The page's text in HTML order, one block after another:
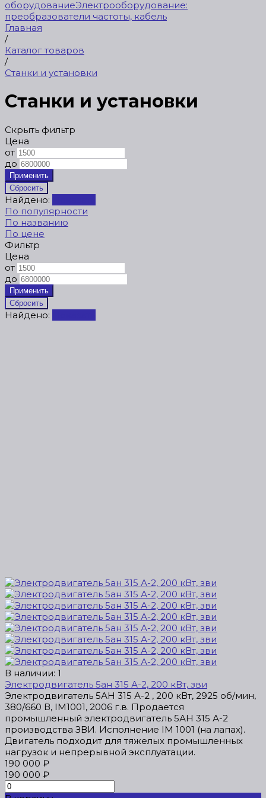
оборудованиеЭлектрооборудование:
преобразователи частоты, кабель
Главная
/
Каталог товаров
/
Станки и установки
Станки и установки
Скрыть фильтр
Цена
от
до
Найдено:
По популярности
По названию
По цене
Фильтр
Цена
от
до
Найдено:
В наличии: 1
Электродвигатель 5ан 315 А-2, 200 кВт, зви
Электродвигатель 5АН 315 А-2 , 200 кВт, 2925 об/мин,
380/660 В, IM1001, 2006 г.в. Продается
промышленный электродвигатель 5АН 315 А-2
производства ЗВИ. Исполнение IM 1001 (на лапах).
Двигатель подходит для тяжелых промышленных
нагрузок и непрерывной эксплуатации.
190 000 ₽
190 000 ₽